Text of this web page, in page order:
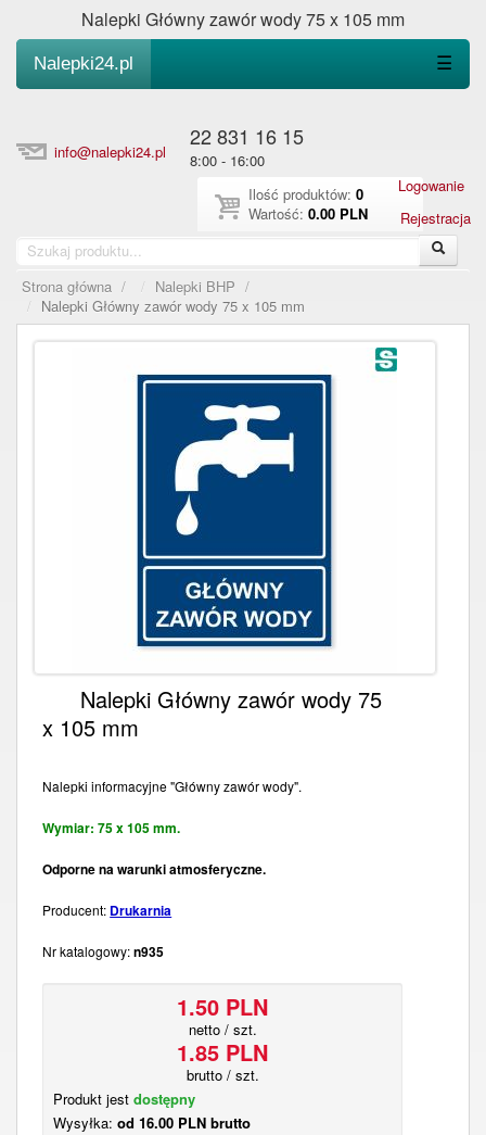
Nalepki Główny zawór wody 75 x 105 mm
Nalepki24.pl ☰
Logowanie
Rejestracja
info@nalepki24.pl
22 831 16 15
8:00 - 16:00
Ilość produktów: 0
Wartość: 0.00 PLN
Strona główna / Nalepki BHP /
Nalepki Główny zawór wody 75 x 105 mm
Nalepki Główny zawór wody 75
x 105 mm
Nalepki informacyjne "Główny zawór wody".
Wymiar: 75 x 105 mm.
Odporne na warunki atmosferyczne.
Producent: Drukarnia
Nr katalogowy:n935
1.50 PLN
netto / szt.
1.85 PLN
brutto / szt.
Produkt jestdostępny
Wysyłka:od 16.00 PLN brutto